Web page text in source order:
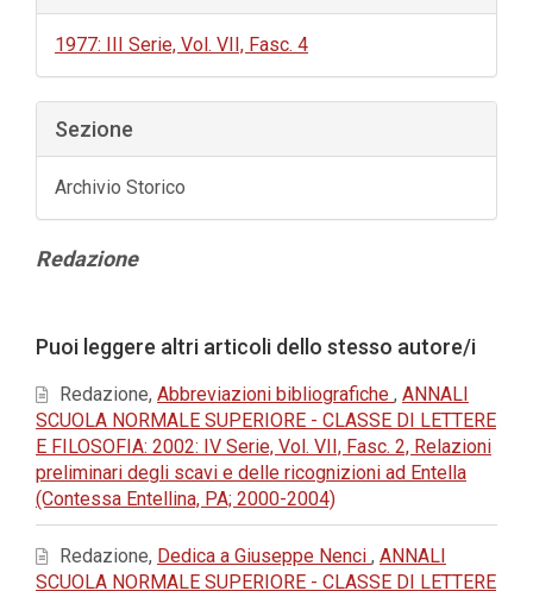
1977: III Serie, Vol. VII, Fasc. 4
Sezione
Archivio Storico
Contenuto
Redazione
dell'articolo
Puoi leggere altri articoli dello stesso autore/i
Redazione, Abbreviazioni bibliografiche , ANNALI
SCUOLA NORMALE SUPERIORE - CLASSE DI LETTERE
E FILOSOFIA: 2002: IV Serie, Vol. VII, Fasc. 2, Relazioni
preliminari degli scavi e delle ricognizioni ad Entella
(Contessa Entellina, PA; 2000-2004)
Redazione, Dedica a Giuseppe Nenci , ANNALI
SCUOLA NORMALE SUPERIORE - CLASSE DI LETTERE